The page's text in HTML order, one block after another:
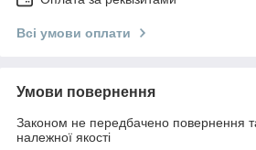
Всі умови оплати
Умови повернення
Законом не передбачено повернення
належної якості